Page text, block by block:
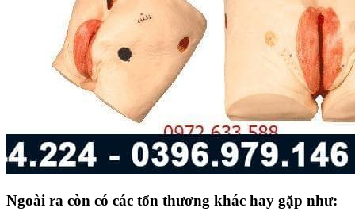
Ngoài ra còn có các tổn thương khác hay gặp như: